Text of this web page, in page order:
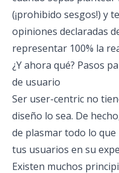
(¡prohibido sesgos!) y
opiniones declaradas
representar 100% la
¿Y ahora qué? Pasos
de usuario
Ser user-centric no
diseño lo sea. De
de plasmar todo lo
tus usuarios en su
Existen muchos